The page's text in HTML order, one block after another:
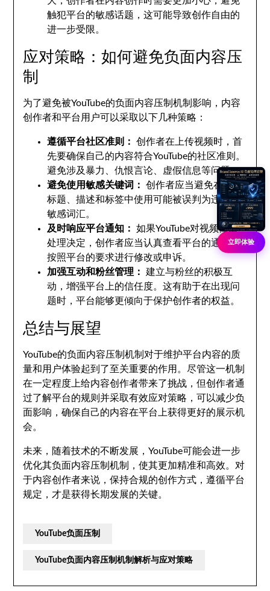
触犯平台的敏感话题，这可能导致创作自由的
进一步受限。
应对策略：如何避免负面内容压
制
为了避免被YouTube的负面内容压制机制影响，内容
创作者和平台用户可以采取以下几种策略：
遵循平台社区准则：
创作者在上传视频时，首
先要确保自己的内容符合YouTube的社区准则。
避免涉及暴力、仇恨言论、虚假信息等问题。
避免使用敏感关键词：
创作者应当避免在视频
标题、描述和标签中使用可能被误判为违规的
敏感词汇。
及时响应平台通知：
如果YouTube对视频做出
处理决定，创作者应当认真查看平台的通知并
按照平台的要求进行修改或申诉。
加强互动和粉丝管理：
建立与粉丝的积极互
动，增强平台上的信任度。这有助于在出现问
题时，平台能够更倾向于保护创作者的权益。
总结与展望
YouTube的负面内容压制机制对于维护平台内容的质
量和用户体验起到了至关重要的作用。尽管这一机制
在一定程度上给内容创作者带来了挑战，但创作者通
过了解平台的规则并采取有效应对策略，可以减少负
面影响，确保自己的内容在平台上获得更好的展示机
会。
未来，随着技术的不断发展，YouTube可能会进一步
优化其负面内容压制机制，使其更加精准和高效。对
于内容创作者来说，保持合规的创作方式，遵循平台
规定，才是获得长期发展的关键。
YouTube负面压制
YouTube负面内容压制机制解析与应对策略
立即体验